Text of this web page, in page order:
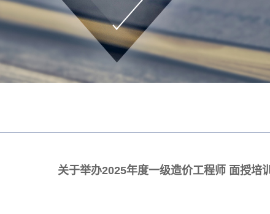
关于举办2025年度一级造价工程师 面授培